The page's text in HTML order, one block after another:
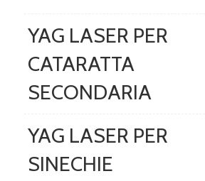
YAG LASER PER
CATARATTA
SECONDARIA
YAG LASER PER
SINECHIE